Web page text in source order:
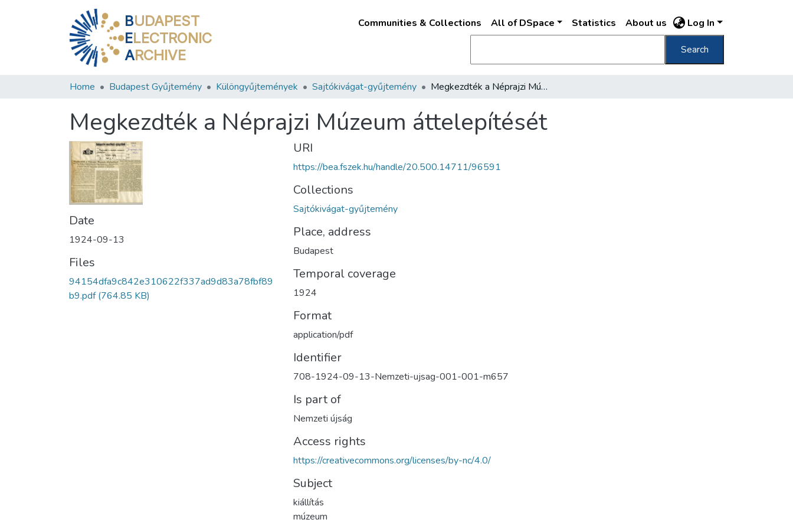
BUDAPEST
ELECTRONIC
ARCHIVE
Communities & Collections All of DSpace Statistics About us Log In
Search
Home Budapest Gyűjtemény Különgyűjtemények Sajtókivágat-gyűjtemény Megkezdték a Néprajzi Múzeum áttelepítését
Megkezdték a Néprajzi Múzeum áttelepítését
Date
1924-09-13
Files
94154dfa9c842e310622f337ad9d83a78fbf89
b9.pdf(764.85 KB)
URI
https://bea.fszek.hu/handle/20.500.14711/96591
Collections
Sajtókivágat-gyűjtemény
Place, address
Budapest
Temporal coverage
1924
Format
application/pdf
Identifier
708-1924-09-13-Nemzeti-ujsag-001-001-m657
Is part of
Nemzeti újság
Access rights
https://creativecommons.org/licenses/by-nc/4.0/
Subject
kiállítás
múzeum